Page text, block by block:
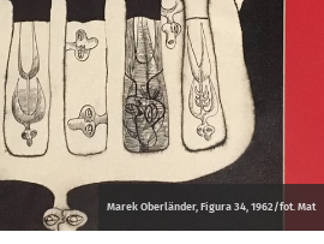
Marek Oberländer, Figura 34, 1962/fot. Mat